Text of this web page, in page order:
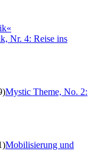
Nr. 4: Reise ins
Mystic Theme, No. 2:
Mobilisierung und